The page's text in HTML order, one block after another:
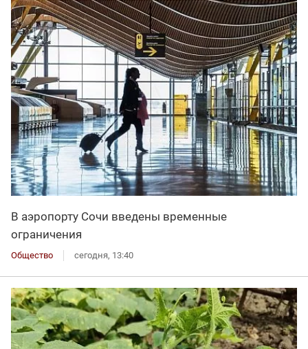
В аэропорту Сочи введены временные
ограничения
Общество сегодня, 13:40